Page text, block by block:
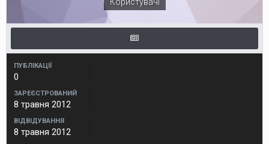
ПУБЛІКАЦІЇ
0
ЗАРЕЄСТРОВАНИЙ
8 травня 2012
ВІДВІДУВАННЯ
8 травня 2012